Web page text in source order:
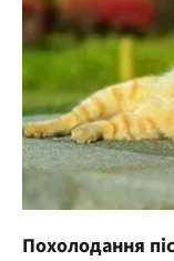
Похолодання